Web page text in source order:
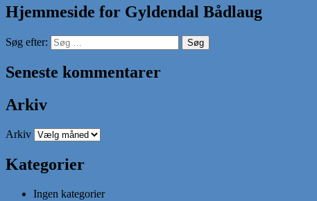
Hjemmeside for Gyldendal Bådlaug
Søg efter:
Seneste kommentarer
Arkiv
Arkiv
Kategorier
Ingen kategorier